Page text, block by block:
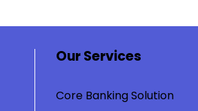
Our Services
Core Banking Solution